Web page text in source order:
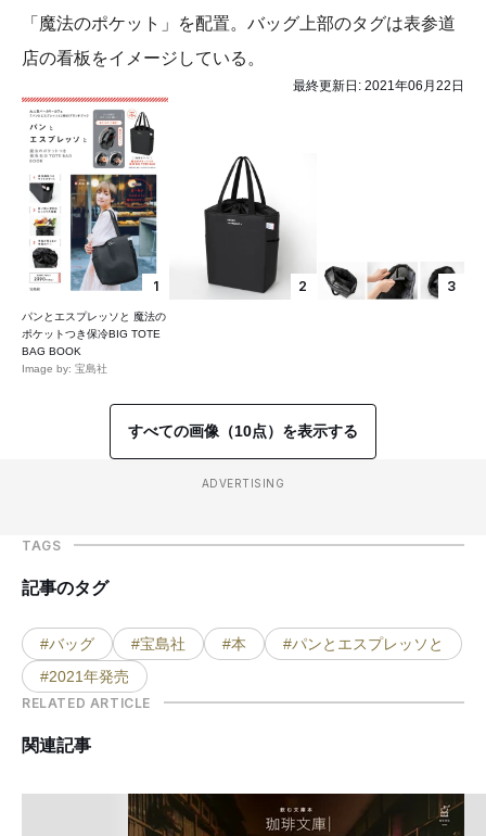
「魔法のポケット」を配置。バッグ上部のタグは表参道
店の看板をイメージしている。
最終更新日: 2021年06月22日
1
パンとエスプレッソと 魔法の
ポケットつき保冷BIG TOTE
BAG BOOK
Image by: 宝島社
2 3
すべての画像（10点）を表示する
ADVERTISING
TAGS
記事のタグ
#バッグ #宝島社 #本
#パンとエスプレッソと
#2021年発売
RELATED ARTICLE
関連記事